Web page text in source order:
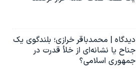
دیدگاه | محمدباقر خرازی؛ بلندگوی یک
جناح یا نشانه‌ای از خلأ قدرت در
جمهوری اسلامی؟